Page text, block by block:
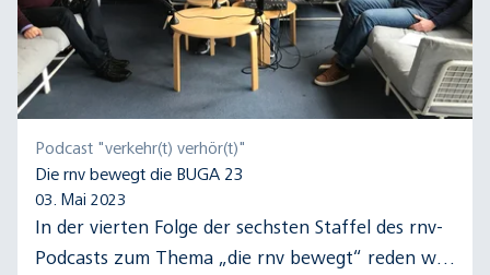
Podcast "verkehr(t) verhör(t)"
Die rnv bewegt die BUGA 23
03. Mai 2023
In der vierten Folge der sechsten Staffel des rnv-
Podcasts zum Thema „die rnv bewegt“ reden wir